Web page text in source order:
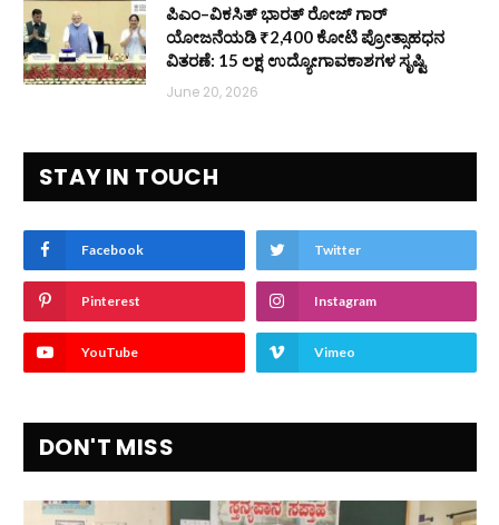
ಪಿಎಂ–ವಿಕಸಿತ್ ಭಾರತ್ ರೋಜ್‌ ಗಾರ್
ಯೋಜನೆಯಡಿ ₹2,400 ಕೋಟಿ ಪ್ರೋತ್ಸಾಹಧನ
ವಿತರಣೆ: 15 ಲಕ್ಷ ಉದ್ಯೋಗಾವಕಾಶಗಳ ಸೃಷ್ಟಿ
June 20, 2026
STAY IN TOUCH
Facebook Twitter
Pinterest Instagram
YouTube Vimeo
DON'T MISS